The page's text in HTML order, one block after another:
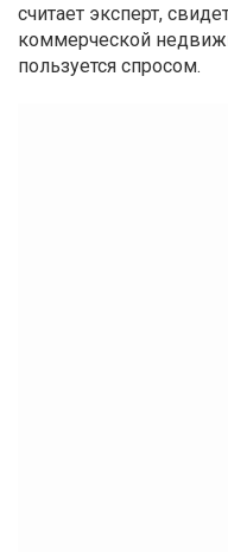
считает эксперт,
коммерческой
пользуется спросом.